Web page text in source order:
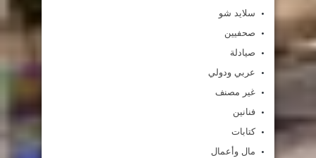
سلايد شو
صحفيين
صيادلة
عربي ودولي
غير مصنف
فنانين
كتابات
مال وأعمال